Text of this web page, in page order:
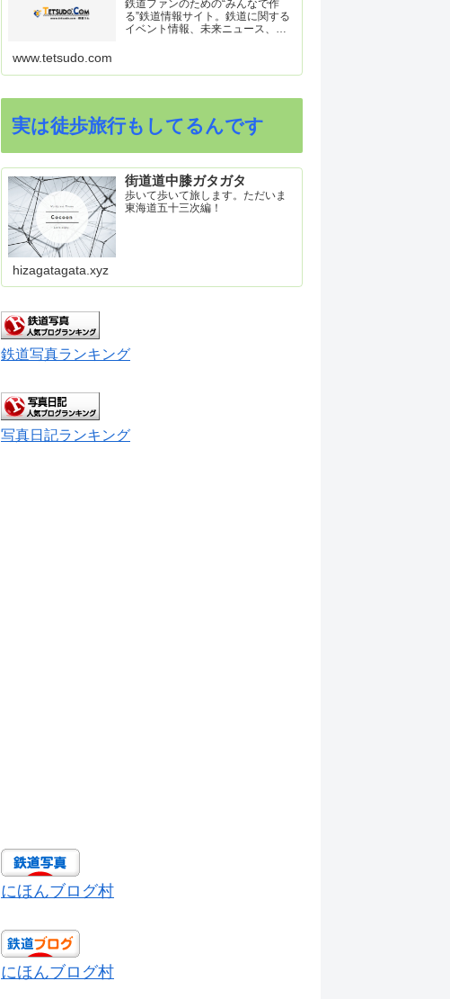
鉄道ファンのための“みんなで作
る”鉄道情報サイト。鉄道に関する
イベント情報、未来ニュース、車
ク集や、参加型ゲーム「駅つなゲ
www.tetsudo.com
実は徒歩旅行もしてるんです
街道道中膝ガタガタ
歩いて歩いて旅します。ただいま
東海道五十三次編！
hizagatagata.xyz
鉄道写真ランキング
写真日記ランキング
にほんブログ村
にほんブログ村